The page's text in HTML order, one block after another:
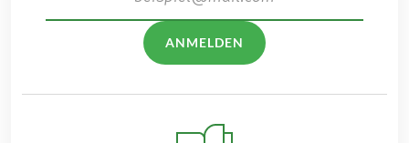
ANMELDEN